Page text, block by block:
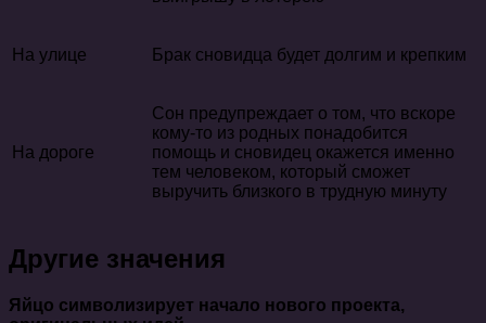
На улице Брак сновидца будет долгим и крепким
На дороге
Сон предупреждает о том, что вскоре
кому-то из родных понадобится
помощь и сновидец окажется именно
тем человеком, который сможет
выручить близкого в трудную минуту
Другие значения
Яйцо символизирует начало нового проекта,